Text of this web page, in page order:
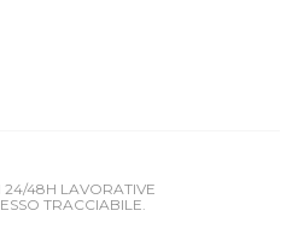
48H LAVORATIVE
TRACCIABILE.